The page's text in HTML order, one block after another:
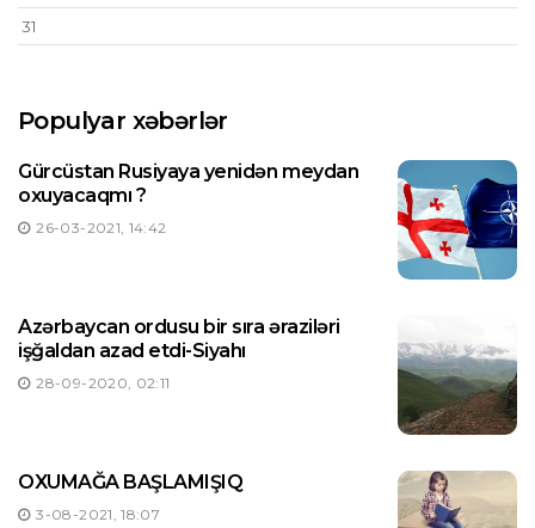
31
Populyar xəbərlər
Gürcüstan Rusiyaya yenidən meydan
oxuyacaqmı ?
26-03-2021, 14:42
Azərbaycan ordusu bir sıra əraziləri
işğaldan azad etdi-Siyahı
28-09-2020, 02:11
OXUMAĞA BAŞLAMIŞIQ
3-08-2021, 18:07